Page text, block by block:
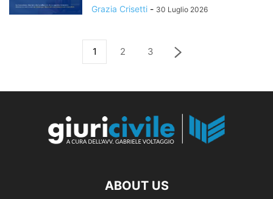
Grazia Crisetti - 30 Luglio 2026
1 2 3
ABOUT US